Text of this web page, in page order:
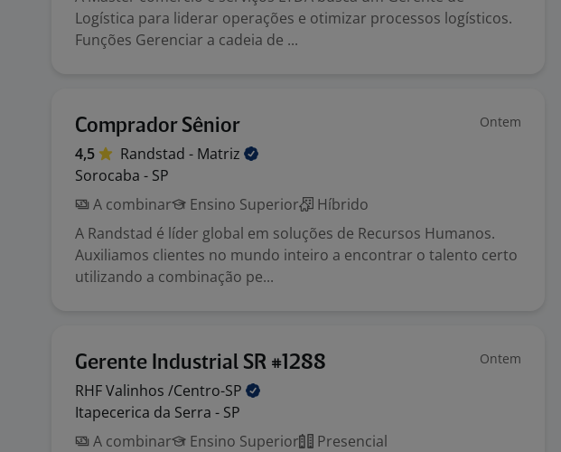
Logística para liderar operações e otimizar processos logísticos.
Funções Gerenciar a cadeia de ...
Comprador Sênior Ontem
4,5 Randstad - Matriz
Sorocaba - SP
A combinar
Ensino Superior
Híbrido
A Randstad é líder global em soluções de Recursos Humanos.
Auxiliamos clientes no mundo inteiro a encontrar o talento certo
utilizando a combinação pe...
Gerente Industrial SR #1288 Ontem
RHF Valinhos /Centro-SP
Itapecerica da Serra - SP
A combinar
Ensino Superior
Presencial